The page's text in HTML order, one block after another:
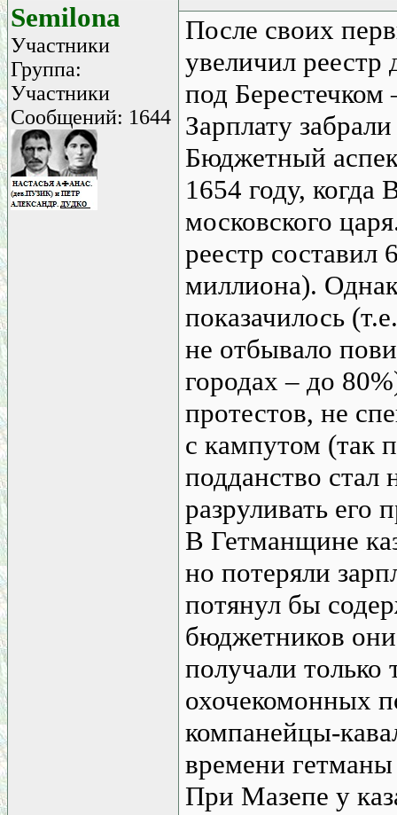
Semilona
Участники
Группа:
Участники
Сообщений: 1644
После своих
увеличил реестр
под
Зарплату
Бюджетный
1654 году,
московского
реестр
миллиона).
показачилось
не отбывало
городах – до
протестов, не
с кампутом (так
подданство стал
разруливать его
В Гетманщине
но потеряли
потянул бы
бюджетников
получали только
охочекомонных
компанейцы-
времени
При Мазепе у